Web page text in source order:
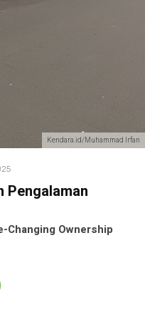
Kendara.id/Muhammad Irfan
Pengalaman
Changing Ownership